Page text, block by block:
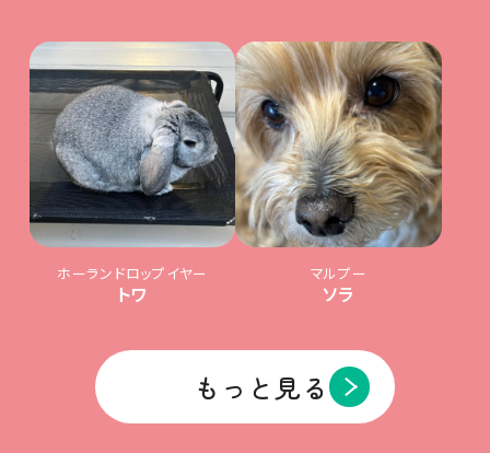
ホーランドロップイヤー
トワ
マルプー
ソラ
もっと見る